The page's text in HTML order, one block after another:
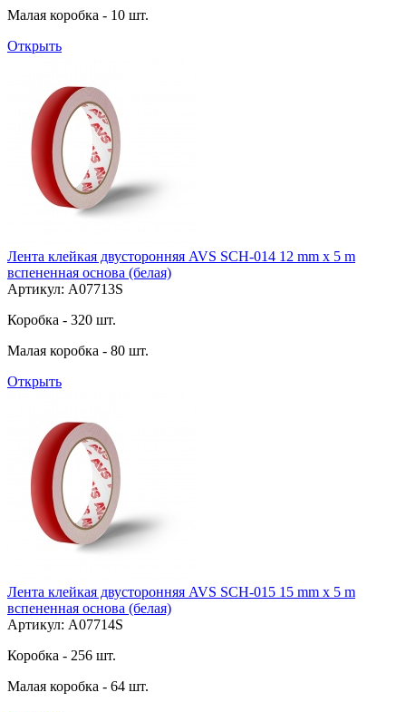
Малая коробка - 10 шт.
Открыть
Лента клейкая двусторонняя AVS SCH-014 12 mm x 5 m
вспененная основа (белая)
Артикул: A07713S
Коробка - 320 шт.
Малая коробка - 80 шт.
Открыть
Лента клейкая двусторонняя AVS SCH-015 15 mm x 5 m
вспененная основа (белая)
Артикул: A07714S
Коробка - 256 шт.
Малая коробка - 64 шт.